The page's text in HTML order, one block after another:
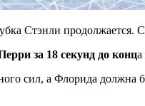
Стэнли продолжается.
за 18 секунд до конца
сил, а Флорида